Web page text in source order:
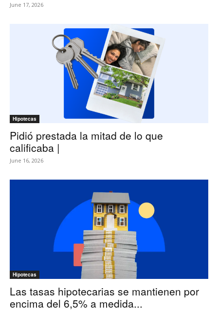
June 17, 2026
Hipotecas
Pidió prestada la mitad de lo que
calificaba |
June 16, 2026
Hipotecas
Las tasas hipotecarias se mantienen por
encima del 6,5% a medida...